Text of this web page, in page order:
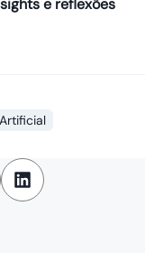
e reflexões